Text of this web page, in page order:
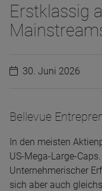
Erstklassig
30. Juni 2026
Bellevue
In den meisten
US-Mega-Large-
Unternehmerischer
sich aber auch